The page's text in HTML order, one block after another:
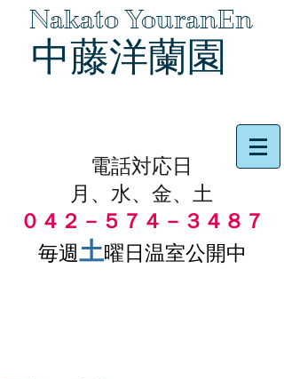
Nakato YouranEn
中藤洋蘭園
電話対応日
月、水、金、土
０４２－５７４－３４８７
毎週土曜日温室公開中